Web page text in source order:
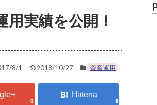
用実績を公開！
8/1 2018/10/27 資産運用
0